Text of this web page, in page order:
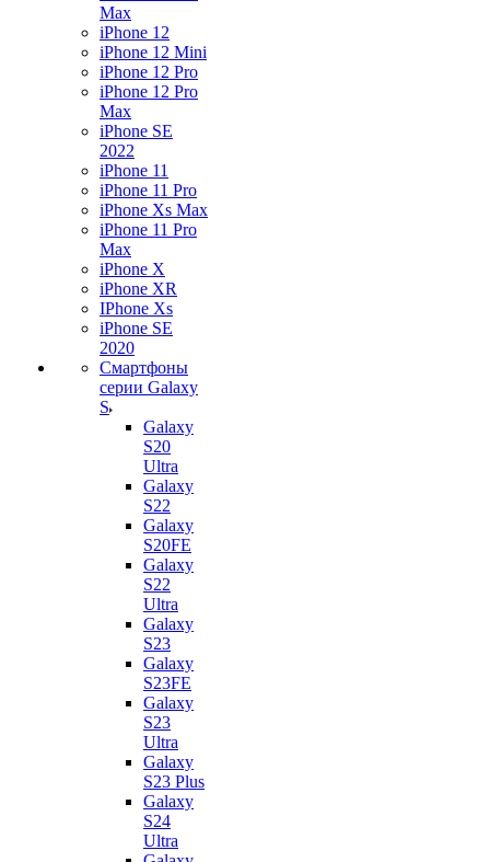
Max
iPhone 12
iPhone 12 Mini
iPhone 12 Pro
iPhone 12 Pro
Max
iPhone SE
2022
iPhone 11
iPhone 11 Pro
iPhone Xs Max
iPhone 11 Pro
Max
iPhone X
iPhone XR
IPhone Xs
iPhone SE
2020
Смартфоны
серии Galaxy
S
Galaxy
S20
Ultra
Galaxy
S22
Galaxy
S20FE
Galaxy
S22
Ultra
Galaxy
S23
Galaxy
S23FE
Galaxy
S23
Ultra
Galaxy
S23 Plus
Galaxy
S24
Ultra